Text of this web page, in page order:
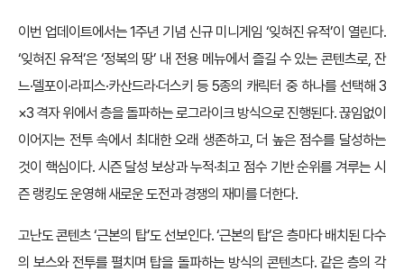
이번 업데이트에서는 1주년 기념 신규 미니게임 ‘잊혀진 유적’이 열린다.
‘잊혀진 유적’은 ‘정복의 땅’ 내 전용 메뉴에서 즐길 수 있는 콘텐츠로, 잔
느·델포이·라피스·카산드라·더스키 등 5종의 캐릭터 중 하나를 선택해 3
×3 격자 위에서 층을 돌파하는 로그라이크 방식으로 진행된다. 끊임없이
이어지는 전투 속에서 최대한 오래 생존하고, 더 높은 점수를 달성하는
것이 핵심이다. 시즌 달성 보상과 누적·최고 점수 기반 순위를 겨루는 시
즌 랭킹도 운영해 새로운 도전과 경쟁의 재미를 더한다.
고난도 콘텐츠 ‘근본의 탑’도 선보인다. ‘근본의 탑’은 층마다 배치된 다수
의 보스와 전투를 펼치며 탑을 돌파하는 방식의 콘텐츠다. 같은 층의 각